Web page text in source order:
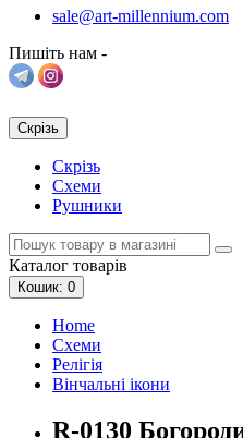
sale@art-millennium.com
Пишіть нам -
Скрізь
Скрізь
Схеми
Рушники
Каталог товарів
Кошик: 0
Home
Схеми
Релігія
Вінчальні ікони
R-0130